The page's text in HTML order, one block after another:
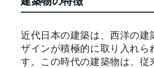
近代日本の建築は、西洋の建
ザインが積極的に取り入れら
す。この時代の建築物は、従